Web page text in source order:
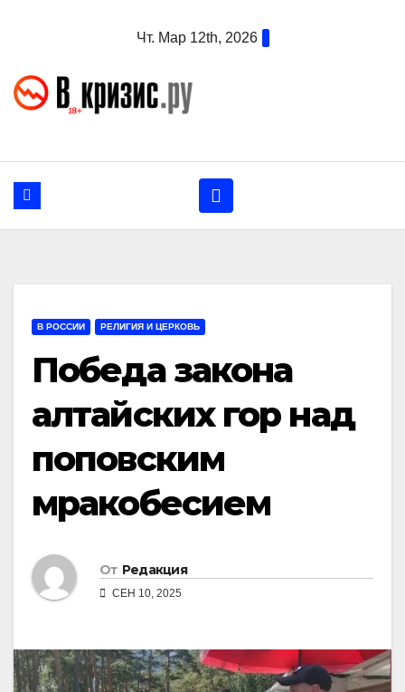
Чт. Мар 12th, 2026
В РОССИИ РЕЛИГИЯ И ЦЕРКОВЬ
Победа закона
алтайских гор над
поповским
мракобесием
От Редакция
СЕН 10, 2025